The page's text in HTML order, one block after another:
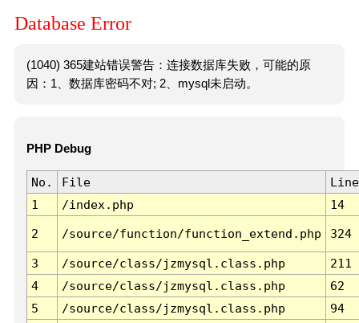
Database Error
(1040) 365建站错误警告：连接数据库失败，可能的原
因：1、数据库密码不对; 2、mysql未启动。
PHP Debug
No. File
Line
1
/index.php 14
2 /source/function/function_extend.php 324
3 /source/class/jzmysql.class.php
211
4
/source/class/jzmysql.class.php
62
5
/source/class/jzmysql.class.php
94